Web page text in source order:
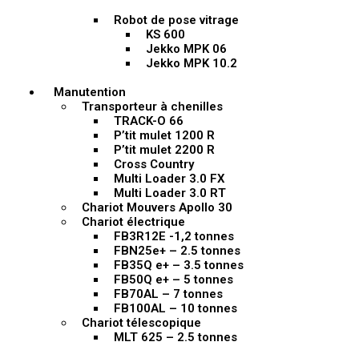
Robot de pose vitrage
KS 600
Jekko MPK 06
Jekko MPK 10.2
Manutention
Transporteur à chenilles
TRACK-O 66
P’tit mulet 1200 R
P’tit mulet 2200 R
Cross Country
Multi Loader 3.0 FX
Multi Loader 3.0 RT
Chariot Mouvers Apollo 30
Chariot électrique
FB3R12E -1,2 tonnes
FBN25e+ – 2.5 tonnes
FB35Q e+ – 3.5 tonnes
FB50Q e+ – 5 tonnes
FB70AL – 7 tonnes
FB100AL – 10 tonnes
Chariot télescopique
MLT 625 – 2.5 tonnes